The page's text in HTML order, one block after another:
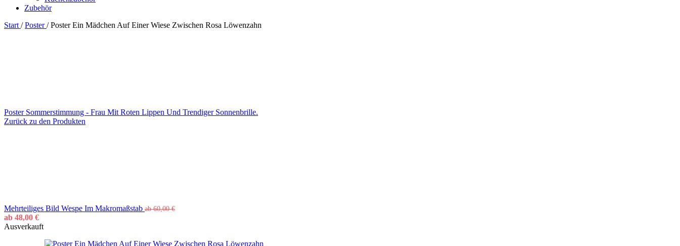
Zubehör
Start / Poster/ Poster Ein Mädchen Auf Einer Wiese Zwischen Rosa Löwenzahn
Poster Sommerstimmung - Frau Mit Roten Lippen Und Trendiger Sonnenbrille.
Zurück zu den Produkten
Mehrteiliges Bild Wespe Im Makromaßstab ab60,00€
ab 48,00 €
Ausverkauft